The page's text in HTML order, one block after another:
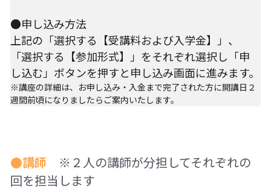
●申し込み方法
上記の 「選択する【受講料および入学金】」、
「選択する【参加形式】」をそれぞれ選択し 「申
し込む」ボタンを押すと申し込み画面に進みます。
※講座の詳細は、お申し込み・入金まで完了された方に開講日２
週間前頃になりましたらご案内いたします。
●講師 ※２人の講師が分担してそれぞれの
回を担当します
【越境】01テック・ジャスティス―AI時代の差
別・人権・民主主義
【越境】02「自由と平等」の国の帝国主義
【越境】03人権を保障するのは誰か？――国
家・国際社会の枠組みの限界と希望
【越境】06農と食の民主主義を実現する